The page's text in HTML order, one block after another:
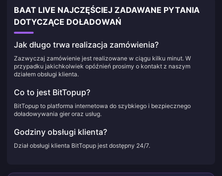
BAAT LIVE NAJCZĘŚCIEJ ZADAWANE PYTANIA
DOTYCZĄCE DOŁADOWAŃ
Jak długo trwa realizacja zamówienia?
Zazwyczaj zamówienie jest realizowane w ciągu kilku minut. W
przypadku jakichkolwiek opóźnień prosimy o kontakt z naszym
działem obsługi klienta.
Co to jest BitTopup?
BitTopup to platforma internetowa do szybkiego i bezpiecznego
doładowywania gier oraz usług.
Godziny obsługi klienta?
Dział obsługi klienta BitTopup jest dostępny 24/7.